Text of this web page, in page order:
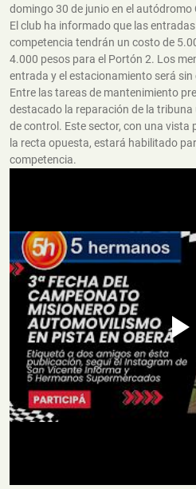
domingo 30 de junio en el autódromo
El club ha informado que las
competencia tendrán un costo de
4.000 pesos para el Portón 2. Los
entrada y el estacionamiento será sin
Entre las tareas de mantenimiento
destacado la reparación de la
de control. Este sector, con una vista
la recta opuesta, estará habilitado
competencia.